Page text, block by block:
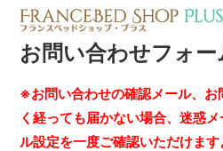
お問い合わせフォー
※お問い合わせの確認メール、お
く経っても届かない場合、迷惑
ル設定を一度ご確認いただけます